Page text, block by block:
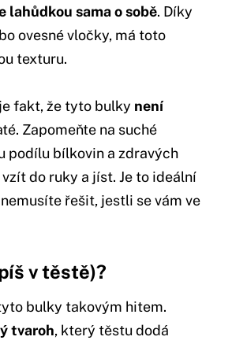
lahůdkou sama o sobě. Díky
ovesné vločky, má toto
texturu.
fakt, že tyto bulky není
Zapomeňte na suché
podílu bílkovin a zdravých
do ruky a jíst. Je to ideální
řešit, jestli se vám ve
v těstě)?
bulky takovým hitem.
tvaroh, který těstu dodá